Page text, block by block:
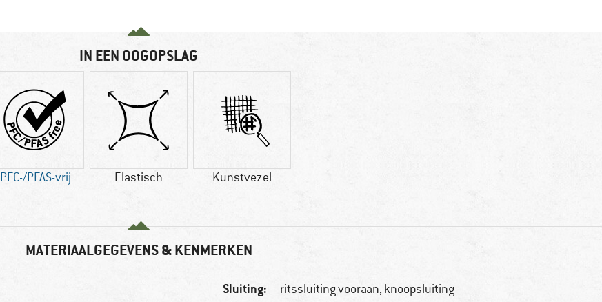
IN EEN OOGOPSLAG
PFC-/PFAS-vrij Elastisch Kunstvezel
MATERIAALGEGEVENS & KENMERKEN
Sluiting: ritssluiting vooraan, knoopsluiting